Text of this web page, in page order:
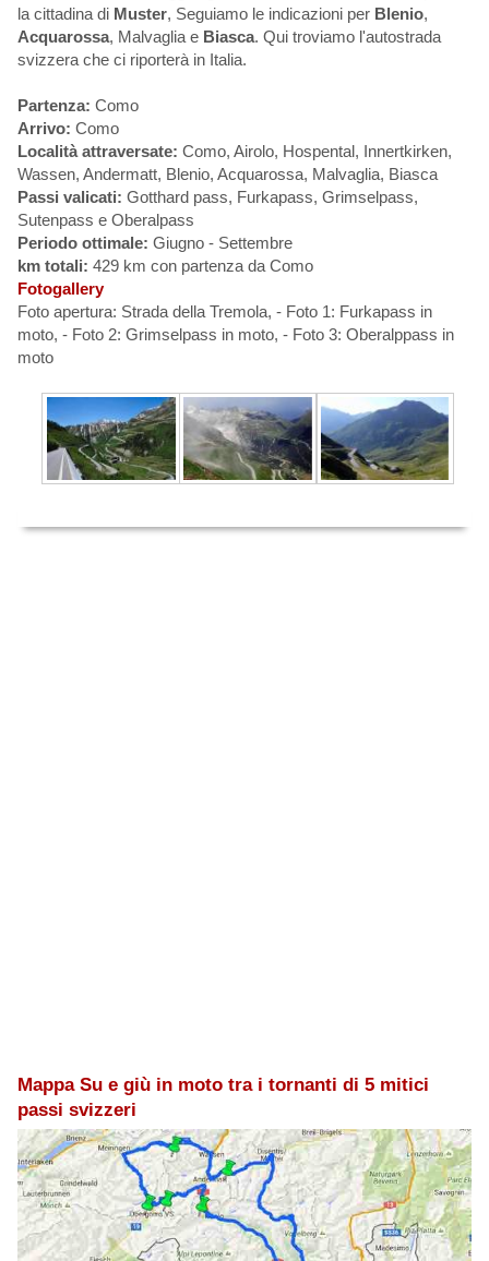
la cittadina di Muster, Seguiamo le indicazioni per Blenio,
Acquarossa, Malvaglia e Biasca. Qui troviamo l'autostrada
svizzera che ci riporterà in Italia.
Partenza: Como
Arrivo: Como
Località attraversate: Como, Airolo, Hospental, Innertkirken,
Wassen, Andermatt, Blenio, Acquarossa, Malvaglia, Biasca
Passi valicati: Gotthard pass, Furkapass, Grimselpass,
Sutenpass e Oberalpass
Periodo ottimale: Giugno - Settembre
km totali: 429 km con partenza da Como
Fotogallery
Foto apertura: Strada della Tremola, - Foto 1: Furkapass in
moto, - Foto 2: Grimselpass in moto, - Foto 3: Oberalppass in
moto
Mappa Su e giù in moto tra i tornanti di 5 mitici
passi svizzeri